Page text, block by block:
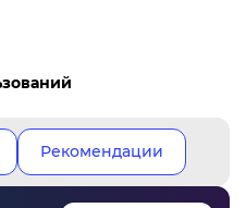
Рекомендации